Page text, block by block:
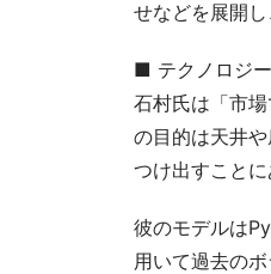
せなどを展開し
■ テクノロジ
石村氏は「市
の目的は天井
つけ出すことに
彼のモデルは
用いて過去の